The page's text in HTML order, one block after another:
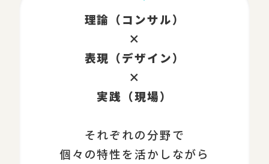
理論（コンサル）
×
表現（デザイン）
×
実践（現場）
それぞれの分野で
個々の特性を活かしながら